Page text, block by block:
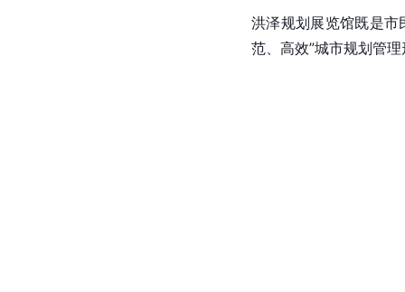
洪泽规划展览馆既是市
范、高效”城市规划管